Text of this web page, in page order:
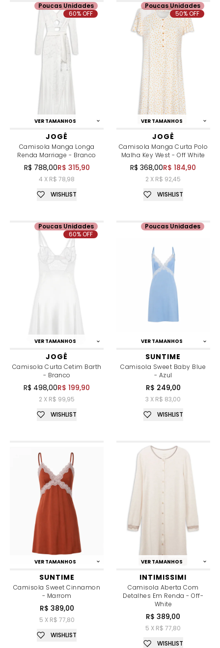
VER TAMANHOS
JOGÊ
Camisola Manga Longa
Renda Marriage - Branco
R$ 788,00R$ 315,90
4 X R$ 78,98
Poucas Unidades
60% OFF
WISHLIST
VER TAMANHOS
JOGÊ
Camisola Manga Curta Polo
Malha Key West - Off White
R$ 368,00R$ 184,90
2 X R$ 92,45
Poucas Unidades
50% OFF
WISHLIST
VER TAMANHOS
JOGÊ
Camisola Curta Cetim Barth
- Branco
R$ 498,00R$ 199,90
2 X R$ 99,95
Poucas Unidades
60% OFF
WISHLIST
VER TAMANHOS
SUNTIME
Camisola Sweet Baby Blue
- Azul
R$ 249,00
3 X R$ 83,00
Poucas Unidades
WISHLIST
VER TAMANHOS
SUNTIME
Camisola Sweet Cinnamon
- Marrom
R$ 389,00
5 X R$ 77,80
WISHLIST
VER TAMANHOS
INTIMISSIMI
Camisola Aberta Com
Detalhes Em Renda - Off-
White
R$ 389,00
5 X R$ 77,80
WISHLIST